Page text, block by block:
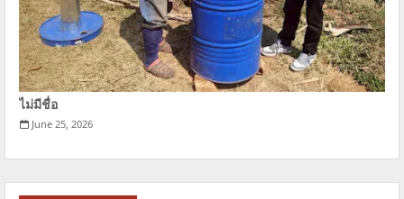
ไม่มีชื่อ
June 25, 2026